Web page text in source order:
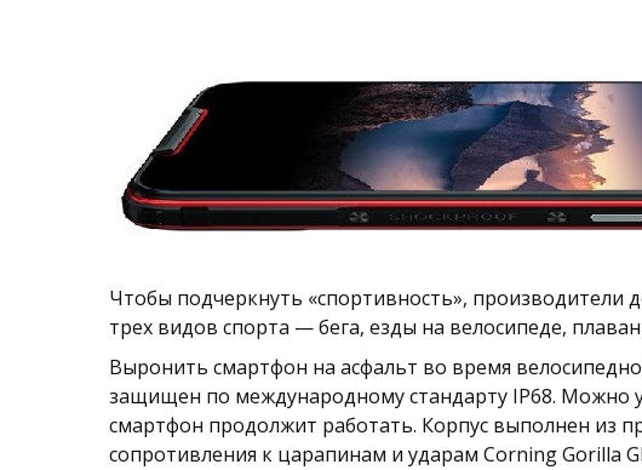
Чтобы подчеркнуть «спортивность»,
трех видов спорта — бега, езды на велосипеде,
Выронить смартфон на асфальт во время
защищен по международному стандарту IP68. Можно
смартфон продолжит работать. Корпус выполнен из
сопротивления к царапинам и ударам Corning Gorilla